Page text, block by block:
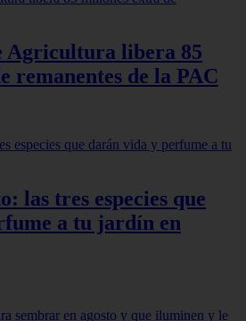
Agricultura libera 85
remanentes de la PAC
las tres especies que
a tu jardín en